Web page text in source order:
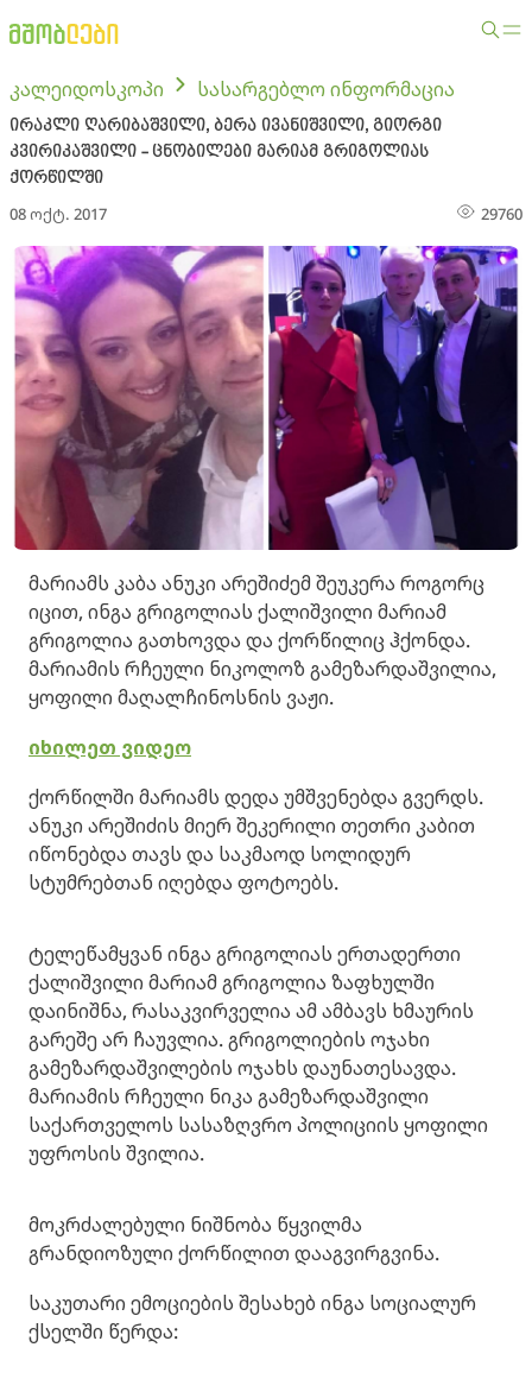
კალეიდოსკოპი სასარგებლო ინფორმაცია
ირაკლი ღარიბაშვილი, ბერა ივანიშვილი, გიორგი
კვირიკაშვილი - ცნობილები მარიამ გრიგოლიას
ქორწილში
08 ოქტ. 2017 29760
მარიამს კაბა ანუკი არეშიძემ შეუკერა როგორც
იცით, ინგა გრიგოლიას ქალიშვილი მარიამ
გრიგოლია გათხოვდა და ქორწილიც ჰქონდა.
მარიამის რჩეული ნიკოლოზ გამეზარდაშვილია,
ყოფილი მაღალჩინოსნის ვაჟი.
იხილეთ ვიდეო
ქორწილში მარიამს დედა უმშვენებდა გვერდს.
ანუკი არეშიძის მიერ შეკერილი თეთრი კაბით
იწონებდა თავს და საკმაოდ სოლიდურ
სტუმრებთან იღებდა ფოტოებს.
ტელეწამყვან ინგა გრიგოლიას ერთადერთი
ქალიშვილი მარიამ გრიგოლია ზაფხულში
დაინიშნა, რასაკვირველია ამ ამბავს ხმაურის
გარეშე არ ჩაუვლია. გრიგოლიების ოჯახი
გამეზარდაშვილების ოჯახს დაუნათესავდა.
მარიამის რჩეული ნიკა გამეზარდაშვილი
საქართველოს სასაზღვრო პოლიციის ყოფილი
უფროსის შვილია.
მოკრძალებული ნიშნობა წყვილმა
გრანდიოზული ქორწილით დააგვირგვინა.
საკუთარი ემოციების შესახებ ინგა სოციალურ
ქსელში წერდა: